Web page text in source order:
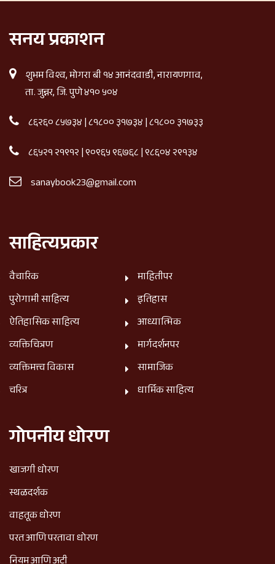
सनय प्रकाशन
शुभम विश्व, मोगरा बी १४ आनंदवाडी, नारायणगाव,
ता. जुन्नर, जि. पुणे ४१० ५०४
८६२६० ८५७३४|८१८०० ३१७३४|८१८०० ३१७३३
८६५२१ २१९१२|९०९६५ ९६७६८|९८६०४ २९१३४
sanaybook23@gmail.com
साहित्यप्रकार
वैचारिक
पुरोगामी साहित्य
ऐतिहासिक साहित्य
व्यक्तिचित्रण
व्यक्तिमत्त्व विकास
चरित्र
माहितीपर
इतिहास
आध्यात्मिक
मार्गदर्शनपर
सामाजिक
धार्मिक साहित्य
गोपनीय धोरण
खाजगी धोरण
स्थळदर्शक
वाहतूक धोरण
परत आणि परतावा धोरण